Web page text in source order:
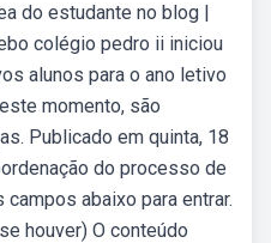
do estudante no blog |
colégio pedro ii iniciou
alunos para o ano letivo
momento, são
Publicado em quinta, 18
do processo de
abaixo para entrar.
houver) O conteúdo